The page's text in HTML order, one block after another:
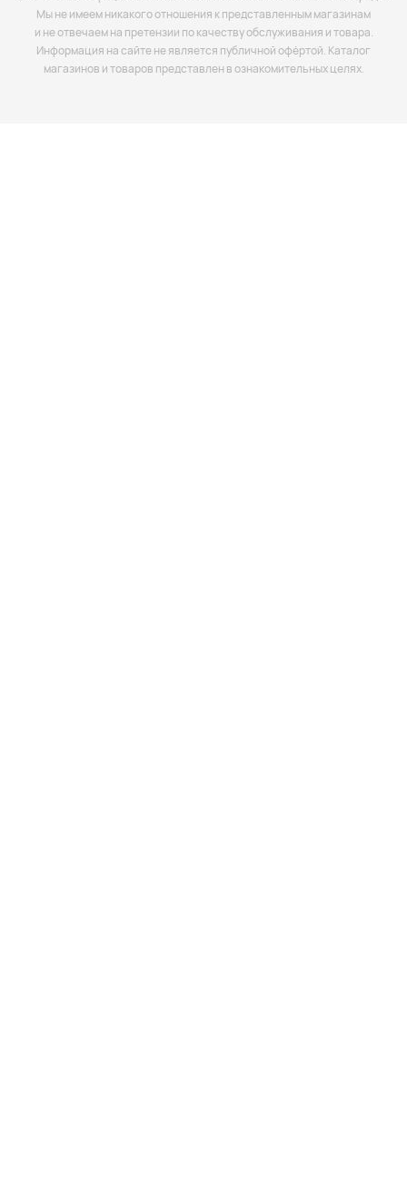
Мы не имеем никакого отношения к представленным магазинам
и не отвечаем на претензии по качеству обслуживания и товара.
Информация на сайте не является публичной офёртой. Каталог
магазинов и товаров представлен в ознакомительных целях.